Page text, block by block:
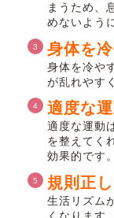
まうため、
めないよう
身体を
身体を冷や
が乱れやす
適度な
適度な運動
を整えてく
効果的です。
規則正
生活リズム